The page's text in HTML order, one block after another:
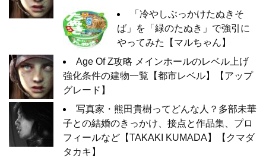
「冷やしぶっかけたぬきそ
ば」を「緑のたぬき」で強引に
やってみた【マルちゃん】
Age Of Z攻略 メインホールのレベル上げ
強化条件の建物一覧【都市レベル】【アップ
グレード】
写真家・熊田貴樹ってどんな人？多部未華
子との結婚のきっかけ、接点と作品集、プロ
フィールなど【TAKAKI KUMADA】【クマダ
タカキ】